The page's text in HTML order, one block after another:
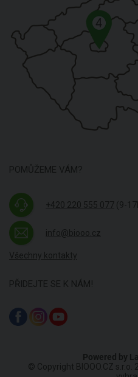
4
POMŮŽEME VÁM?
+420 220 555 077 (9-
info@biooo.cz
Všechny kontakty
PŘIDEJTE SE K NÁM!
Powered by
© Copyright BIOOO.CZ